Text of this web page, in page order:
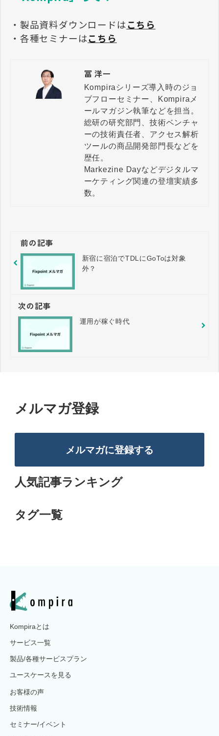
・製品資料ダウンロードはこちら
・各種セミナーはこちら
冨 洋一
Kompiraシリーズ導入時のジョ
ブフローセミナー、Kompiraメ
ールマガジン執筆などを担当。
総研の研究部門、技術ベンチャ
ーの技術責任者、アクセス解析
ツールの商品開発部門長などを
歴任。
Markezine Dayなどデジタルマ
ーケティング関連の登壇実績多
数。
前の記事
新宿に宿泊でTDLにGoToは対象
外？
次の記事
運用が稼ぐ時代
メルマガ登録
メルマガに登録する
人気記事ランキング
タグ一覧
Kompiraとは
サービス一覧
製品/各種サービスプラン
ユースケースを見る
お客様の声
技術情報
セミナー/イベント